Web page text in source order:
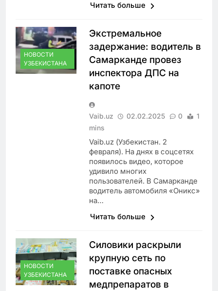
Читать больше
НОВОСТИ
УЗБЕКИСТАНА
Экстремальное
задержание: водитель в
Самарканде провез
инспектора ДПС на
капоте
Vaib.uz 02.02.2025 0
1
mins
Vaib.uz (Узбекистан. 2
февраля). На днях в соцсетях
появилось видео, которое
удивило многих
пользователей. В Самарканде
водитель автомобиля «Оникс»
на…
Читать больше
НОВОСТИ
УЗБЕКИСТАНА
Силовики раскрыли
крупную сеть по
поставке опасных
медпрепаратов в